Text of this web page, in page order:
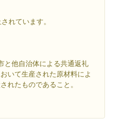
れています。
と他自治体による共通返礼
いて生産された原材料によ
れたものであること。